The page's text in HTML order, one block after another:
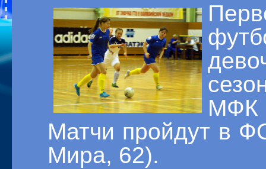
МФК
Матчи пройдут в
Мира, 62).